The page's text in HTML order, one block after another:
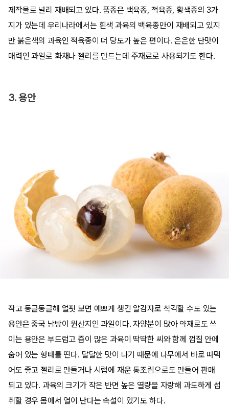
제작물로 널리 재배되고 있다. 품종은 백육종, 적육종, 황색종의 3가
지가 있는데 우리나라에서는 흰색 과육의 백육종만이 재배되고 있지
만 붉은색의 과육인 적육종이 더 당도가 높은 편이다. 은은한 단맛이
매력인 과일로 화채나 젤리를 만드는데 주재료로 사용되기도 한다.
3. 용안
작고 동글동글해 얼핏 보면 예쁘게 생긴 알감자로 착각할 수도 있는
용안은 중국 남방이 원산지인 과일이다. 자양분이 많아 약재로도 쓰
이는 용안은 부드럽고 즙이 많은 과육이 딱딱한 씨와 함께 껍질 안에
숨어 있는 형태를 띤다. 달달한 맛이 나기 때문에 나무에서 바로 따먹
어도 좋고 젤리로 만들거나 시럽에 재운 통조림으로도 만들어 판매
되고 있다. 과육의 크기가 작은 반면 높은 열량을 자랑해 과도하게 섭
취할 경우 몸에서 열이 난다는 속설이 있기도 하다.